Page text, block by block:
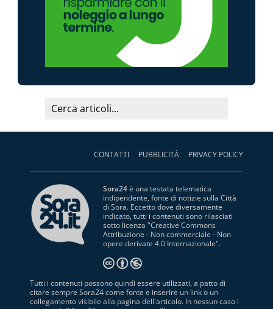
CONTATTI PUBBLICITÀ PRIVACY POLICY
Sora24è una testata telematica
indipendente, fonte di notizie sulla Città
di Sora. Eccetto dove diversamente
indicato, tutti i contenuti sono rilasciati
sotto licenza "Creative Commons
Attribuzione - Non commerciale - Non
opere derivate 4.0 Internazionale".
Tutti i contenuti possono quindi essere utilizzati, a patto di
citare sempre Sora24 come fonte e inserire un link o un
collegamento visibile alla pagina dell'articolo. In nessun caso i